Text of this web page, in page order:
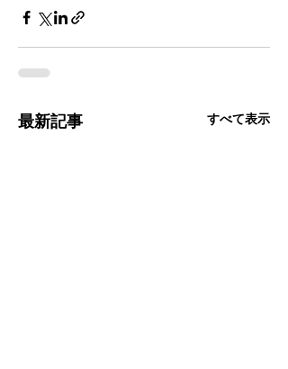
最新記事 すべて表示